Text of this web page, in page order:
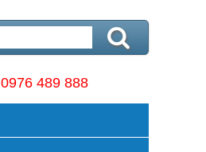
0976 489 888